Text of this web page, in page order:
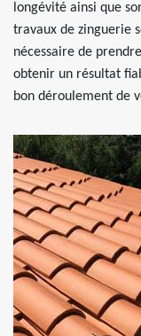
longévité ainsi que
travaux de zinguerie
nécessaire de
obtenir un résultat
bon déroulement de